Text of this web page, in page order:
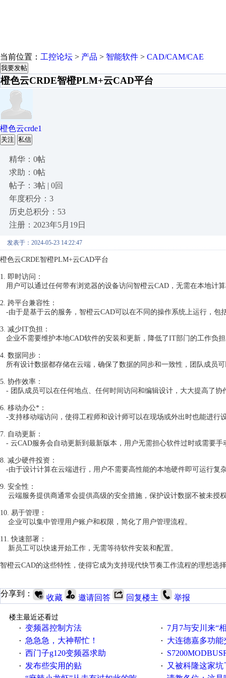
当前位置： 工控论坛 > 产品 > 智能软件 > CAD/CAM/CAE
我要发帖
橙色云CRDE智橙PLM+云CAD平台
橙色云crde1
关注 私信
精华：0帖
求助：0帖
帖子：3帖 | 0回
年度积分：3
历史总积分：53
注册：2023年5月19日
发表于：2024-05-23 14:22:47
橙色云CRDE智橙PLM+云CAD平台
1. 即时访问：
用户可以通过任何带有浏览器的设备访问智橙云CAD，无需在本地计
2. 跨平台兼容性：
-由于是基于云的服务，智橙云CAD可以在不同的操作系统上运行，包
3. 减少IT负担：
企业不需要维护本地CAD软件的安装和更新，降低了IT部门的工作负
4. 数据同步：
所有设计数据都存储在云端，确保了数据的同步和一致性，团队成员
5. 协作效率：
- 团队成员可以在任何地点、任何时间访问和编辑设计，大大提高了协
6. 移动办公*：
-支持移动端访问，使得工程师和设计师可以在现场或外出时也能进行
7. 自动更新：
- 云CAD服务会自动更新到最新版本，用户无需担心软件过时或需要手
8. 减少硬件投资：
-由于设计计算在云端进行，用户不需要高性能的本地硬件即可运行复
9. 安全性：
云端服务提供商通常会提供高级的安全措施，保护设计数据不被未授
10. 易于管理：
企业可以集中管理用户账户和权限，简化了用户管理流程。
11. 快速部署：
新员工可以快速开始工作，无需等待软件安装和配置。
智橙云CAD的这些特性，使得它成为支持现代快节奏工作流程的理想选
分享到： 收藏 邀请回答 回复楼主 举报
楼主最近还看过
· 变频器控制方法 · 7月7与安川来“
· 急急急，大神帮忙！ · 大连德嘉多功能
· 西门子g120变频器求助 ·
· 发布些实用的贴 · 又被科隆这家坑